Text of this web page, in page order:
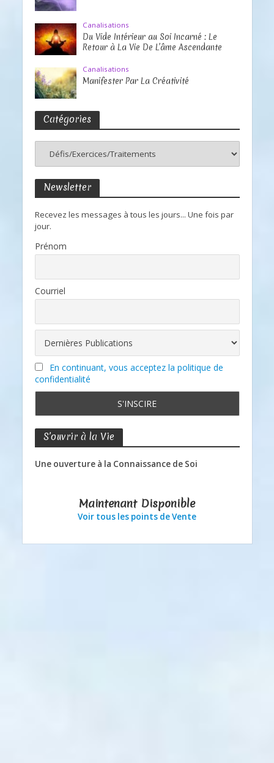
Canalisations
Du Vide Intérieur au Soi Incarné : Le
Retour à La Vie De L’âme Ascendante
Canalisations
Manifester Par La Créativité
Catégories
Newsletter
Recevez les messages à tous les jours... Une fois par
jour.
Prénom
Courriel
En continuant, vous acceptez la politique de
confidentialité
S’ouvrir à la Vie
Une ouverture à la Connaissance de Soi
Maintenant Disponible
Voir tous les points de Vente